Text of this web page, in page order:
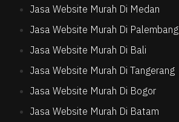
Jasa Website Murah Di Medan
Jasa Website Murah Di Palembang
Jasa Website Murah Di Bali
Jasa Website Murah Di Tangerang
Jasa Website Murah Di Bogor
Jasa Website Murah Di Batam